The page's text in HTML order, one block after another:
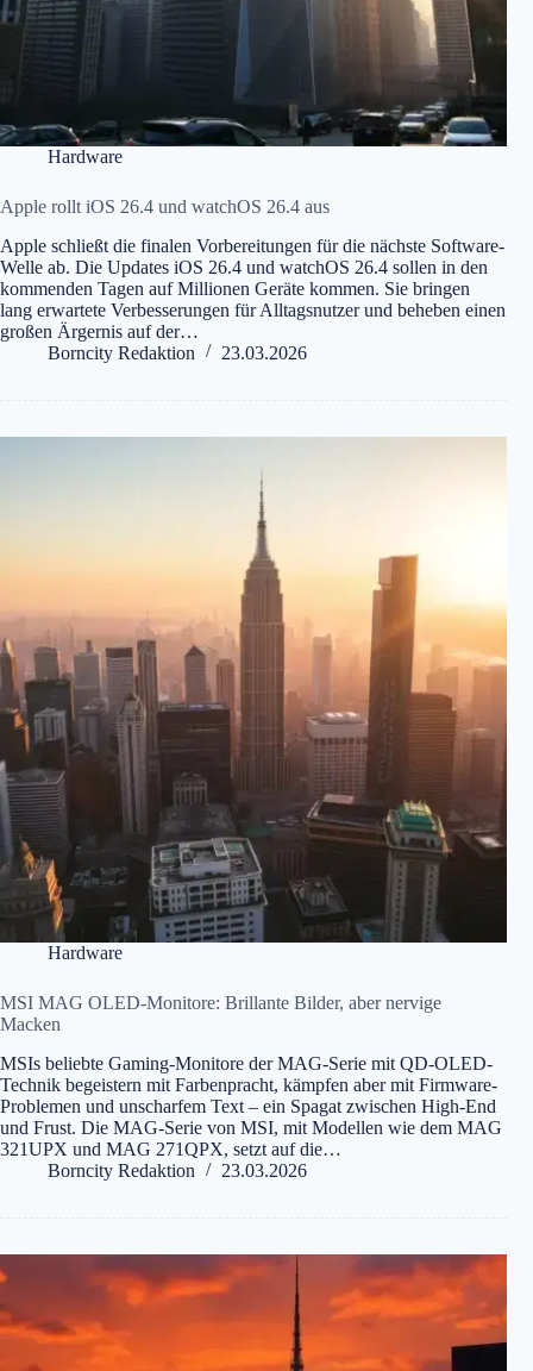
Hardware
Apple rollt iOS 26.4 und watchOS 26.4 aus
Apple schließt die finalen Vorbereitungen für die nächste Software-
Welle ab. Die Updates iOS 26.4 und watchOS 26.4 sollen in den
kommenden Tagen auf Millionen Geräte kommen. Sie bringen
lang erwartete Verbesserungen für Alltagsnutzer und beheben einen
großen Ärgernis auf der…
Borncity Redaktion
23.03.2026
Hardware
MSI MAG OLED-Monitore: Brillante Bilder, aber nervige
Macken
MSIs beliebte Gaming-Monitore der MAG-Serie mit QD-OLED-
Technik begeistern mit Farbenpracht, kämpfen aber mit Firmware-
Problemen und unscharfem Text – ein Spagat zwischen High-End
und Frust. Die MAG-Serie von MSI, mit Modellen wie dem MAG
321UPX und MAG 271QPX, setzt auf die…
Borncity Redaktion
23.03.2026